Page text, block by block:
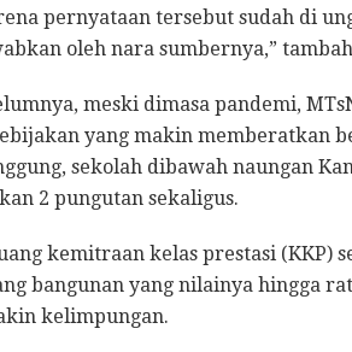
pernyataan tersebut sudah di
oleh nara sumbernya,”
meski dimasa pandemi,
yang makin memberatkan
sekolah dibawah naungan
2 pungutan sekaligus.
kemitraan kelas prestasi (KKP)
bangunan yang nilainya hingga
kelimpungan.